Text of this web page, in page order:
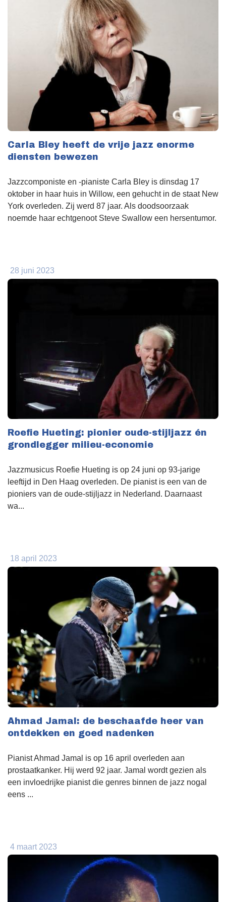
Carla Bley heeft de vrije jazz enorme
diensten bewezen
Jazzcomponiste en -pianiste Carla Bley is dinsdag 17
oktober in haar huis in Willow, een gehucht in de staat New
York overleden. Zij werd 87 jaar. Als doodsoorzaak
noemde haar echtgenoot Steve Swallow een hersentumor.
28 juni 2023
Roefie Hueting: pionier oude-stijljazz én
grondlegger milieu-economie
Jazzmusicus Roefie Hueting is op 24 juni op 93-jarige
leeftijd in Den Haag overleden. De pianist is een van de
pioniers van de oude-stijljazz in Nederland. Daarnaast
wa...
18 april 2023
Ahmad Jamal: de beschaafde heer van
ontdekken en goed nadenken
Pianist Ahmad Jamal is op 16 april overleden aan
prostaatkanker. Hij werd 92 jaar. Jamal wordt gezien als
een invloedrijke pianist die genres binnen de jazz nogal
eens ...
4 maart 2023